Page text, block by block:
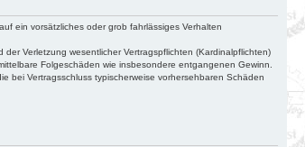
ein vorsätzliches oder grob fahrlässiges Verhalten
Verletzung wesentlicher Vertragspflichten (Kardinalpflichten)
Folgeschäden wie insbesondere entgangenen Gewinn.
bei Vertragsschluss typischerweise vorhersehbaren Schäden